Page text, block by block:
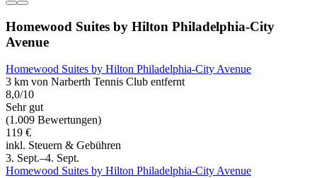
Homewood Suites by Hilton Philadelphia-City
Avenue
Homewood Suites by Hilton Philadelphia-City Avenue
3 km von Narberth Tennis Club entfernt
8,0/10
Sehr gut
(1.009 Bewertungen)
119 €
inkl. Steuern & Gebühren
3. Sept.–4. Sept.
Homewood Suites by Hilton Philadelphia-City Avenue